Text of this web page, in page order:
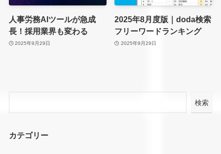
人事労務AIツールが急成
長！採用業界も変わる
2025年9月29日
2025年8月度版｜doda検索
フリーワードランキング
2025年9月29日
検索
カテゴリー